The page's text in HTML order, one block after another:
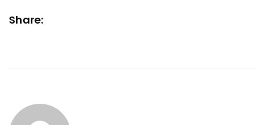
Share: